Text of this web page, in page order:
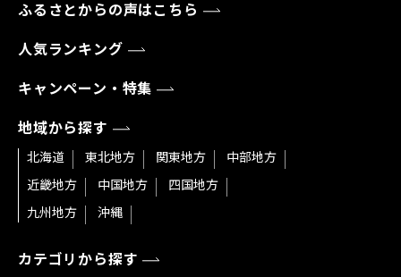
ふるさとからの声はこちら
人気ランキング
キャンペーン・特集
地域から探す
北海道 東北地方 関東地方
中部地方
近畿地方
中国地方
四国地方
九州地方
沖縄
カテゴリから探す